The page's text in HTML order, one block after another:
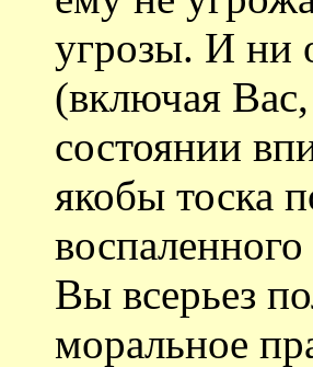
угрозы. И ни
(включая
состоянии
якобы тоска
Вы всерьез
моральное